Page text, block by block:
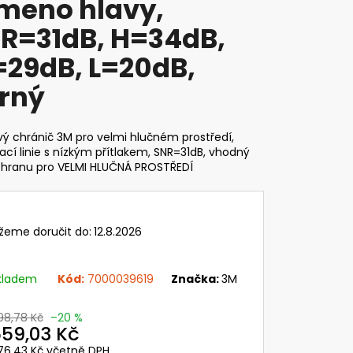
hlavy,
H=34dB,
L=20dB,
chránič 3M pro velmi hlučném prostředí,
linie s nízkým přítlakem, SNR=31dB, vhodný
pro VELMI HLUČNÁ PROSTŘEDÍ
doručit do: 12.8.2026
Kód: 7000039619 Značka:3M
Kč –20 %
Kč
LESNICKÝ A
3M PRO OCHRANU
S DRÁTĚNÝM
SLUCHÁTKY
Kč